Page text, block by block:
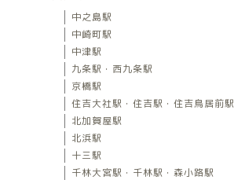
中之島駅
中崎町駅
中津駅
九条駅・西九条駅
京橋駅
住吉大社駅・住吉駅・住吉鳥居前駅
北加賀屋駅
北浜駅
十三駅
千林大宮駅・千林駅・森小路駅